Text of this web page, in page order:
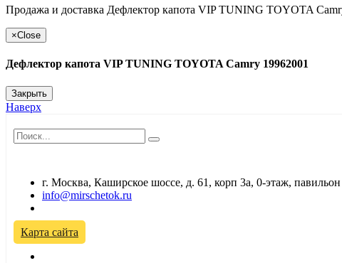
Продажа и доставка Дефлектор капота VIP TUNING TOYOTA
×Close
Дефлектор капота VIP TUNING TOYOTA Camry 19962001
Закрыть
Наверх
г. Москва, Каширское шоссе, д. 61, корп 3а, 0-этаж,
info@mirschetok.ru
Карта сайта